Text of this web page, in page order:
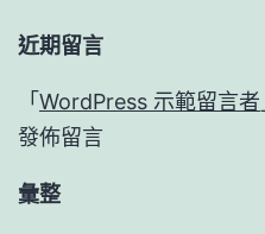
近期留言
「 WordPress 示範留言者
發佈留言
彙整